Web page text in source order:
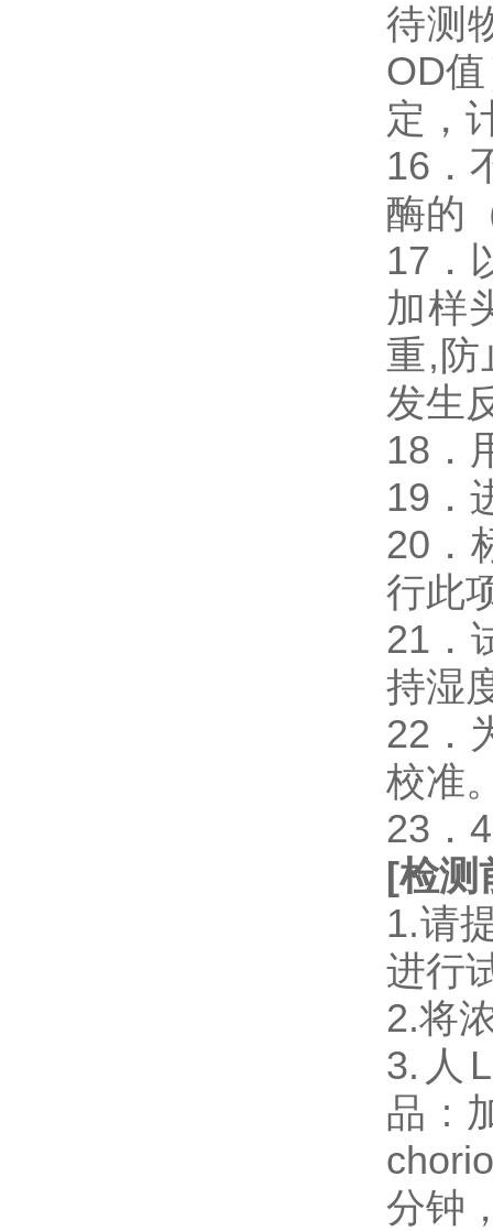
待测
OD
定，
16．
酶的
17．
加样
重,防
发生
18．
19．
20．
行此
21．
持湿
22．
校准
23．
[检测
1.请
进行
2.将
3.人
品:
分钟